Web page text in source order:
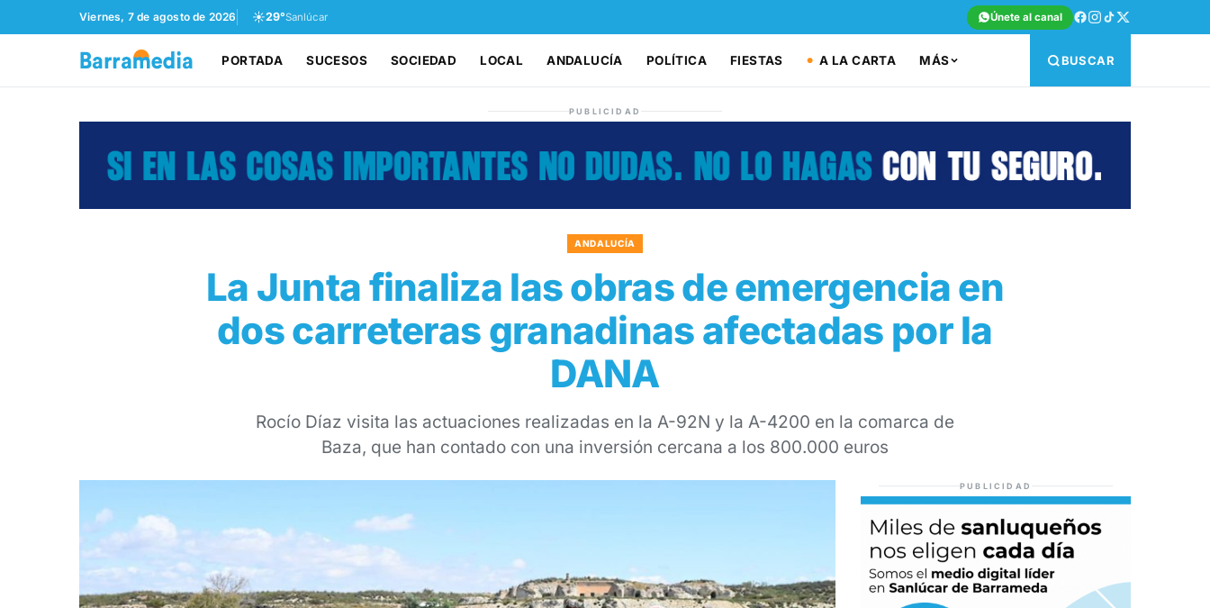
Viernes, 7 de agosto de 2026 ☀️29°Sanlúcar Únete al canal
PORTADA SUCESOS SOCIEDAD LOCAL ANDALUCÍA POLÍTICA FIESTAS A LA CARTA MÁS BUSCAR
PUBLICIDAD
ANDALUCÍA
La Junta finaliza las obras de emergencia en
dos carreteras granadinas afectadas por la
DANA
Rocío Díaz visita las actuaciones realizadas en la A-92N y la A-4200 en la comarca de
Baza, que han contado con una inversión cercana a los 800.000 euros
PUBLICIDAD